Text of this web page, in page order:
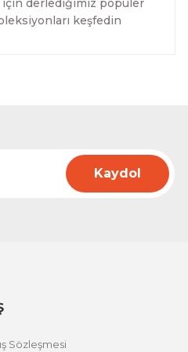
için derlediğimiz popüler
keşfedin
Kaydol
Sözleşmesi